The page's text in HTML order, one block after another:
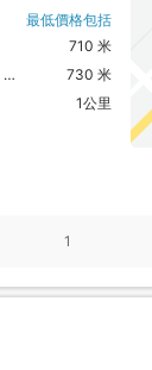
最低價格包括
710 米
730 米
1公里
1